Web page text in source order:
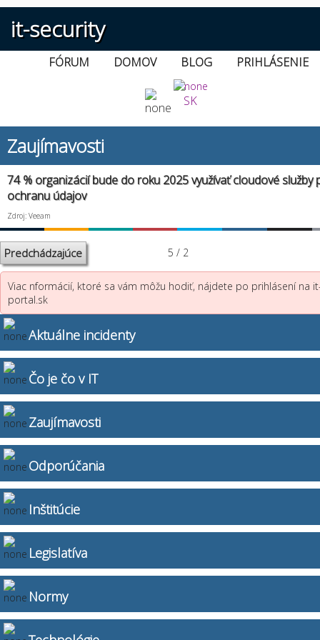
it-security
FÓRUM DOMOV BLOG PRIHLÁSENIE
SK
Zaujímavosti
74 % organizácií bude do roku 2025 využívať cloudové služby
ochranu údajov
Zdroj: Veeam
Predchádzajúce 5 / 2
Viac nformácií, ktoré sa vám môžu hodiť, nájdete po prihlásení na
portal.sk
Aktuálne incidenty
Čo je čo v IT
Zaujímavosti
Odporúčania
Inštitúcie
Legislatíva
Normy